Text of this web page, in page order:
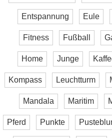
Entspannung Eule
Fitness Fußball
Home Junge
Kompass Leuchtturm
Mandala Maritim
Pferd Punkte